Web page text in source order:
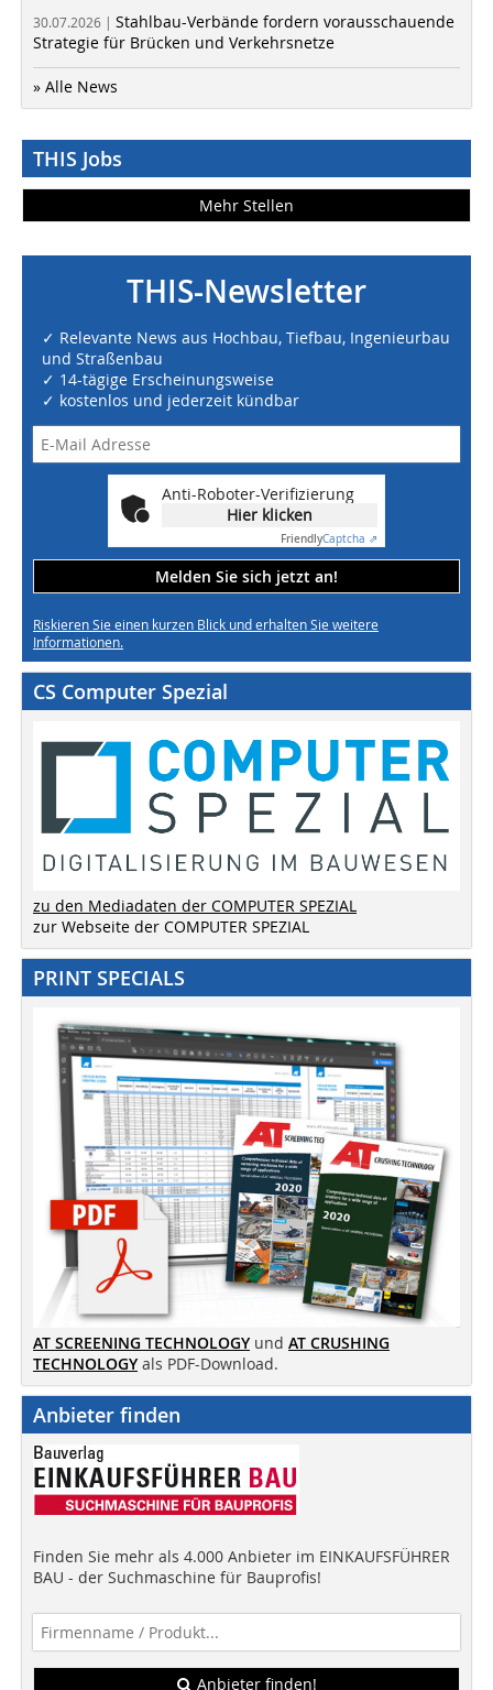
30.07.2026 | Stahlbau-Verbände fordern vorausschauende
Strategie für Brücken und Verkehrsnetze
» Alle News
THIS Jobs
Mehr Stellen
THIS-Newsletter
✓ Relevante News aus Hochbau, Tiefbau, Ingenieurbau
und Straßenbau
✓ 14-tägige Erscheinungsweise
✓ kostenlos und jederzeit kündbar
Anti-Roboter-Verifizierung
Hier klicken
FriendlyCaptcha ⇗
Melden Sie sich jetzt an!
Riskieren Sie einen kurzen Blick und erhalten Sie weitere
Informationen.
CS Computer Spezial
zu den Mediadaten der COMPUTER SPEZIAL
zur Webseite der COMPUTER SPEZIAL
PRINT SPECIALS
AT SCREENING TECHNOLOGY und AT CRUSHING
TECHNOLOGY als PDF-Download.
Anbieter finden
Finden Sie mehr als 4.000 Anbieter im EINKAUFSFÜHRER
BAU - der Suchmaschine für Bauprofis!
Anbieter finden!